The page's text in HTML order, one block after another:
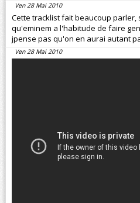
Ven 28 Mai 2010
Cette tracklist fait beaucoup parler,
qu'eminem a l'habitude de faire
jpense pas qu'on en aurai autant
Ven 28 Mai 2010